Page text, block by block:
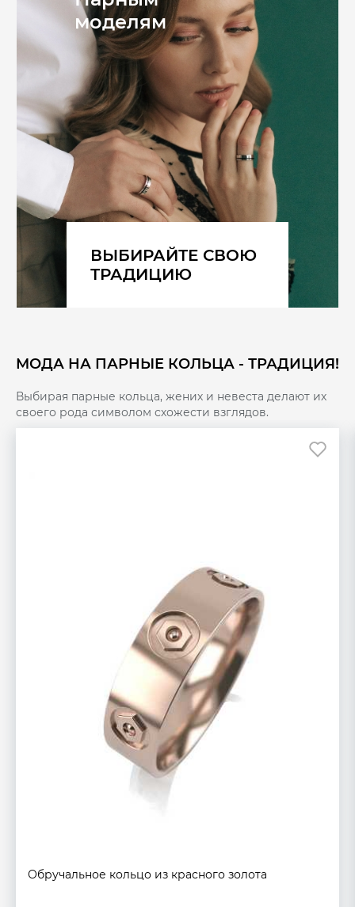
моделям
ВЫБИРАЙТЕ СВОЮ
ТРАДИЦИЮ
МОДА НА ПАРНЫЕ КОЛЬЦА - ТРАДИЦИЯ!
Выбирая парные кольца, жених и невеста делают их
своего рода символом схожести взглядов.
Обручальное кольцо из красного золота